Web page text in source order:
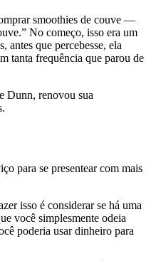
smoothies de couve —
No começo, isso era um
antes que percebesse, ela
tanta frequência que parou de
Dunn, renovou sua
para se presentear com mais
isso é considerar se há uma
você simplesmente odeia
poderia usar dinheiro para